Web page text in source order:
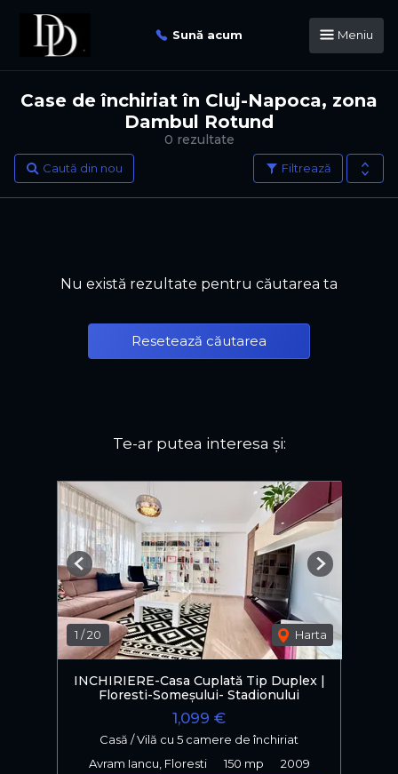
Sună acum Meniu
0 rezultate
Case de închiriat în Cluj-Napoca, zona
Dambul Rotund
Filtrează
Caută din nou
Nu există rezultate pentru căutarea ta
Resetează căutarea
Te-ar putea interesa și:
1 /20 Harta
Previous Next
INCHIRIERE-Casa Cuplată Tip Duplex |
Floresti-Someșului- Stadionului
1,099 €
Casă / Vilă cu 5 camere de închiriat
Avram Iancu, Floresti
150 mp 2009